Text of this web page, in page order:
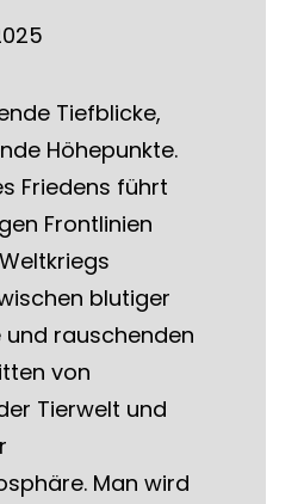
Tiefblicke,
Höhepunkte.
Friedens führt
Frontlinien
blutiger
rauschenden
von
Tierwelt und
Man wird